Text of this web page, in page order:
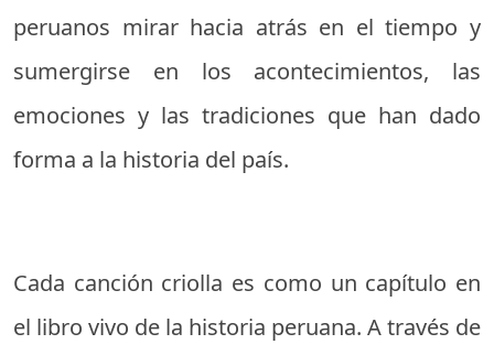
peruanos mirar hacia atrás en el tiempo y
sumergirse en los acontecimientos, las
emociones y las tradiciones que han dado
forma a la historia del país.
Cada canción criolla es como un capítulo en
el libro vivo de la historia peruana. A través de